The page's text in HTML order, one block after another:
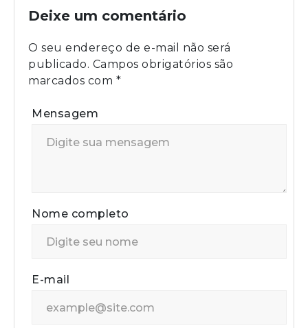
Deixe um comentário
O seu endereço de e-mail não será
publicado. Campos obrigatórios são
marcados com *
Mensagem
Nome completo
E-mail